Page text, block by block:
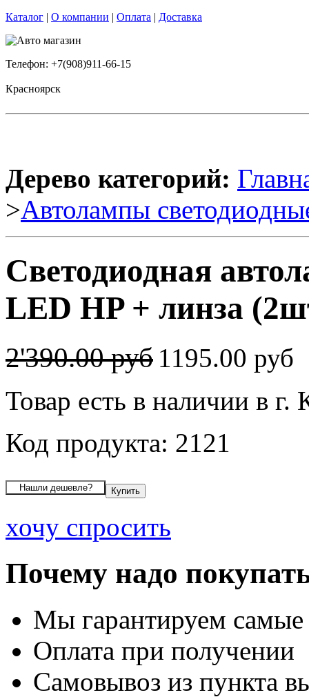
Каталог | О компании | Оплата | Доставка
Телефон: +7(908)911-66-15
Красноярск
Дерево категорий:
>Автолампы
Светодиодная
LED HP + линза
2'390.00 руб 1195.00 руб
Товар есть в наличии в г.
Код продукта: 2121
хочу спросить
Почему надо
Мы гарантируем
Оплата при получении
Самовывоз из пункта